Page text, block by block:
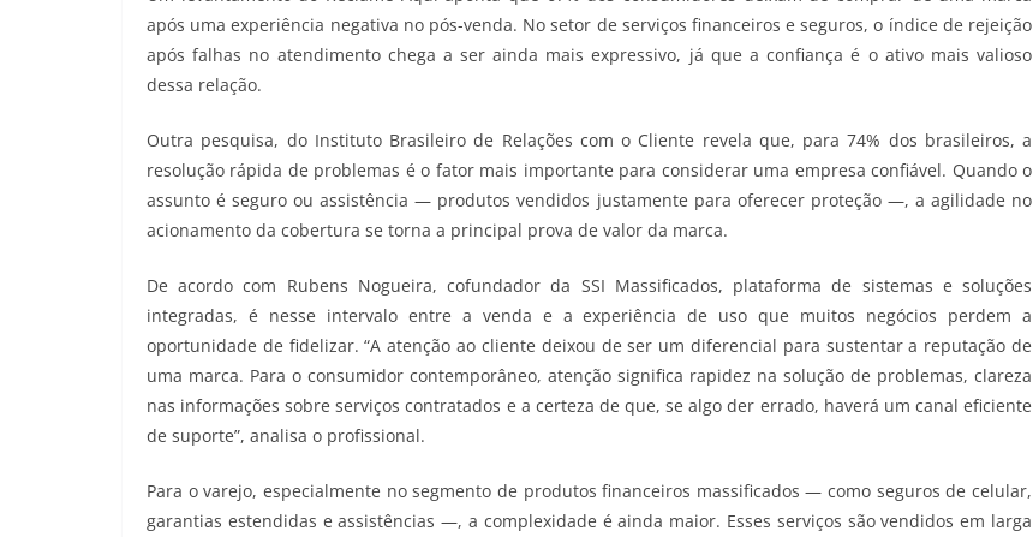
após uma experiência negativa no pós-venda. No setor de serviços financeiros e seguros, o índice de rejeição
após falhas no atendimento chega a ser ainda mais expressivo, já que a confiança é o ativo mais valioso
dessa relação.
Outra pesquisa, do Instituto Brasileiro de Relações com o Cliente revela que, para 74% dos brasileiros, a
resolução rápida de problemas é o fator mais importante para considerar uma empresa confiável. Quando o
assunto é seguro ou assistência — produtos vendidos justamente para oferecer proteção —, a agilidade no
acionamento da cobertura se torna a principal prova de valor da marca.
De acordo com Rubens Nogueira, cofundador da SSI Massificados, plataforma de sistemas e soluções
integradas, é nesse intervalo entre a venda e a experiência de uso que muitos negócios perdem a
oportunidade de fidelizar. “A atenção ao cliente deixou de ser um diferencial para sustentar a reputação de
uma marca. Para o consumidor contemporâneo, atenção significa rapidez na solução de problemas, clareza
nas informações sobre serviços contratados e a certeza de que, se algo der errado, haverá um canal eficiente
de suporte”, analisa o profissional.
Para o varejo, especialmente no segmento de produtos financeiros massificados — como seguros de celular,
garantias estendidas e assistências —, a complexidade é ainda maior. Esses serviços são vendidos em larga